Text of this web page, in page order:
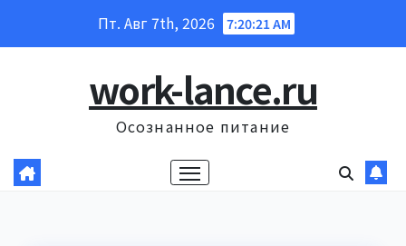
Пт. Авг 7th, 2026 7:20:22 AM
work-lance.ru
Осознанное питание